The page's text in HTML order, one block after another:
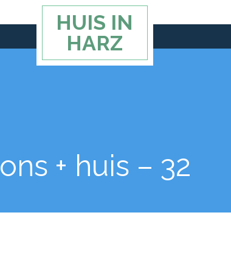
HUIS IN
HARZ
ons + huis – 32